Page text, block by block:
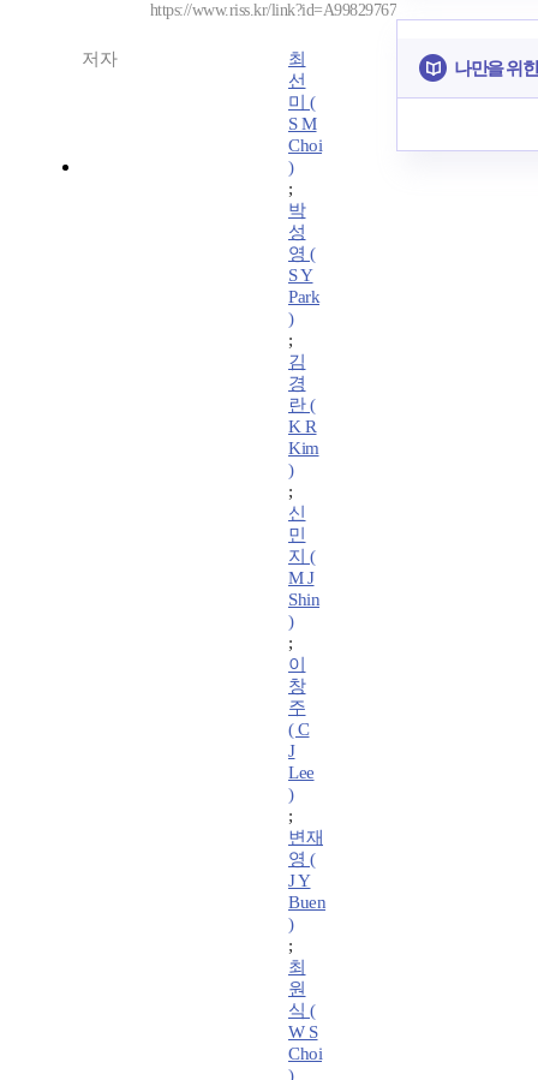
https://www.riss.kr/link?id=A99829767
저자
최
선
미 (
S M
Choi
)
;
박
성
영 (
S Y
Park
)
;
김
경
란 (
K R
Kim
)
;
신
민
지 (
M J
Shin
)
;
이
창
주
( C
J
Lee
)
;
변재
영 (
J Y
Buen
)
;
최
원
식 (
W S
Choi
)
나만을 위